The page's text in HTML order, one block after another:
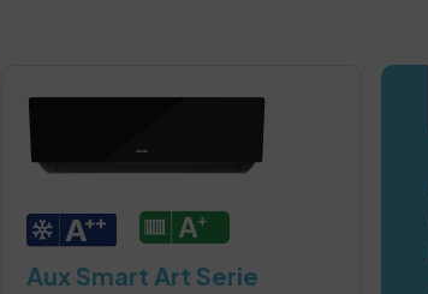
Aux Smart Art Serie